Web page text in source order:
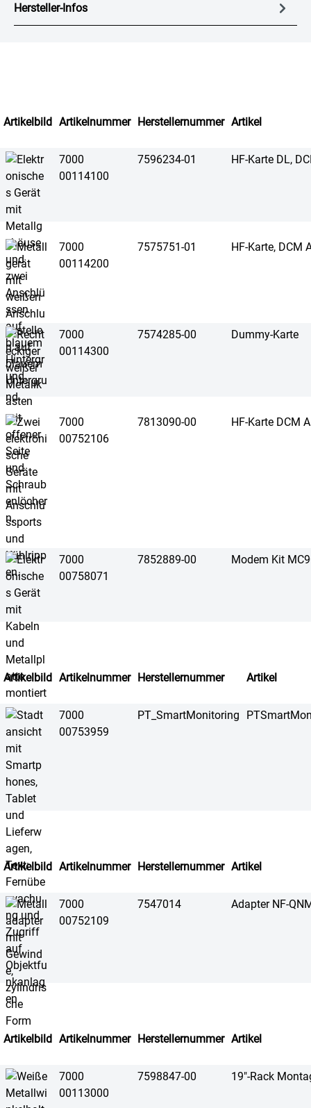
Hersteller-Infos
Artikelbild Artikelnummer Herstellernummer Artikel
7000
00114100
7596234-01 HF-Karte DL,
7000
00114200
7575751-01 HF-Karte, DCM
7000
00114300
7574285-00 Dummy-Karte
7000
00752106
7813090-00 HF-Karte DCM
7000
00758071
7852889-00 Modem Kit
Artikelbild Artikelnummer Herstellernummer Artikel
7000
00753959
PT_SmartMonitoring
Artikelbild Artikelnummer Herstellernummer Artikel
7000
00752109
7547014 Adapter NF-
Artikelbild Artikelnummer Herstellernummer Artikel
7000
00113000
7598847-00 19"-Rack